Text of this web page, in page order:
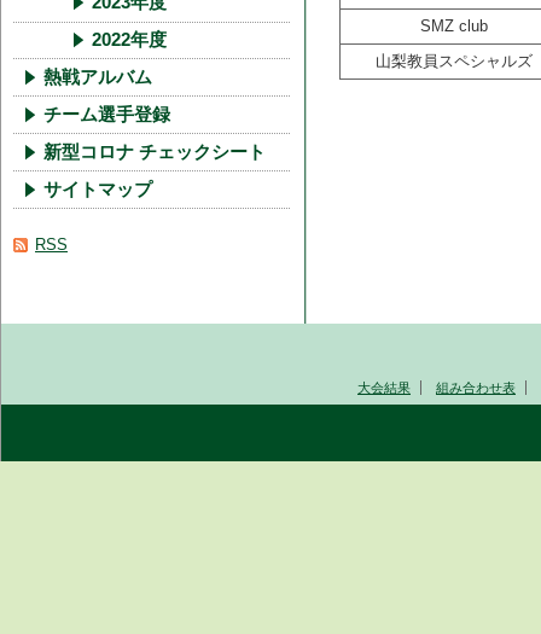
SMZ club
山梨教員スペシャルズ
2022年度
熱戦アルバム
チーム選手登録
新型コロナ チェックシート
サイトマップ
RSS
大会結果 組み合わせ表